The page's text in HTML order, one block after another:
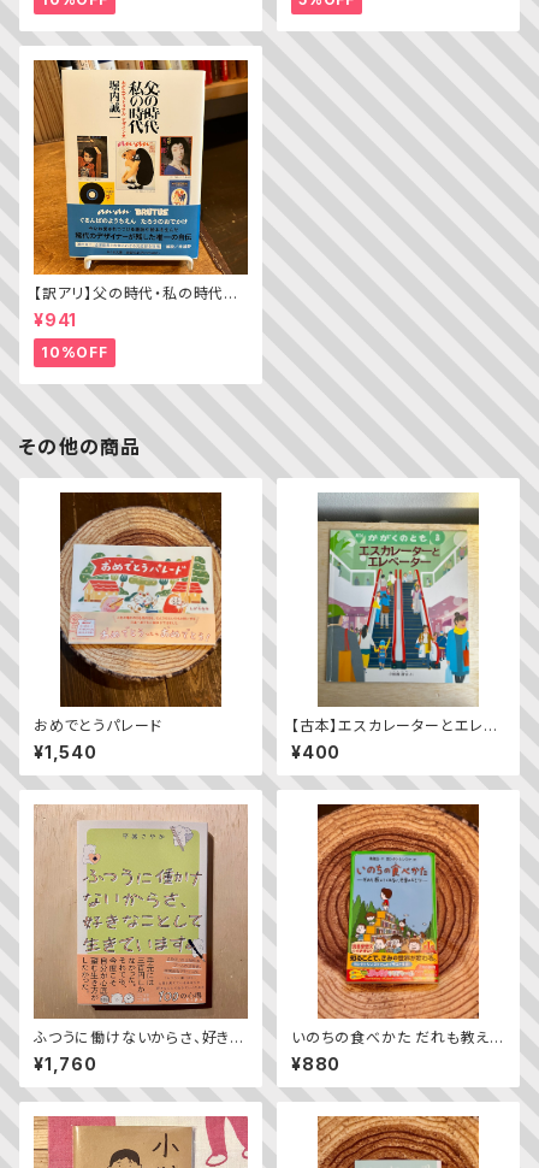
【訳アリ】父の時代・私の時代
─わがエディトリアル・デザイン
史
¥941
10%OFF
その他の商品
おめでとうパレード
¥1,540
【古本】エスカレーターとエレベ
ーター（かがくのとも 2016年
3月号）
¥400
ふつうに働けないからさ、好きな
ことして生きています。
¥1,760
いのちの食べかた だれも教えて
くれない、世界のヒミツ
¥880